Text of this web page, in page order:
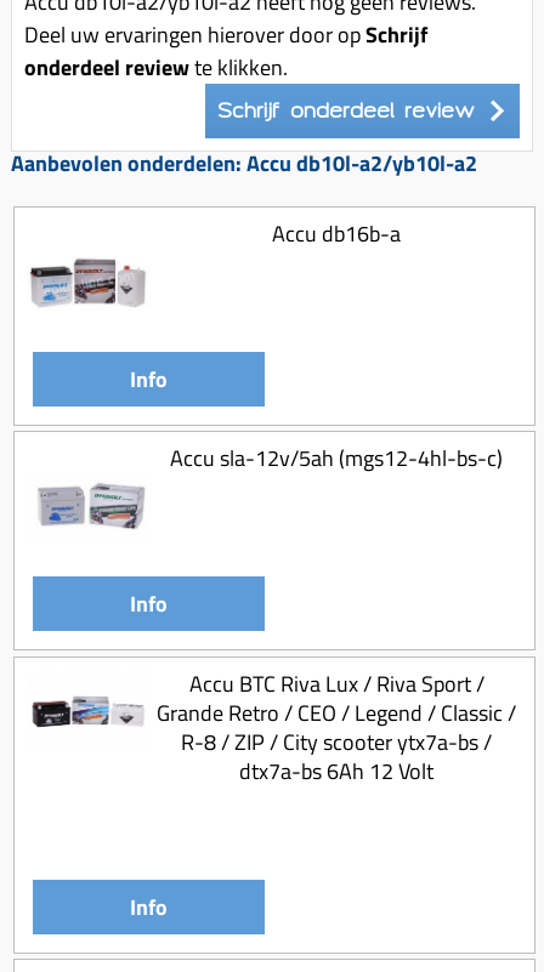
Uitlaat bocht
Radiateur (delen)
Waterpomp (delen)
V-snaren
Pulley
Variateur (delen)
Variokit
Voor tandwielen
Zuigers
Origineel zuigers
Tomos opvoeren (kits)
Koppeling trekveer
Ketting / tandwiel
Overbrenging
Remsegmenten
Remklauw (delen)
Voorrem kabel
Voorvork
Zadel
Kickstart (delen)
Voordragers
Windschermen
Accessoires overig
Zadel
Deel uw ervaringen hierover door opSchrijf
onderdeel reviewte klikken.
Schrijf onderdeel review
Aanbevolen onderdelen: Accu db10l-a2/yb10l-a2
Accu db16b-a
Info
Accu sla-12v/5ah (mgs12-4hl-bs-c)
Info
Accu BTC Riva Lux / Riva Sport /
Grande Retro / CEO / Legend / Classic /
R-8 / ZIP / City scooter ytx7a-bs /
dtx7a-bs 6Ah 12 Volt
Info